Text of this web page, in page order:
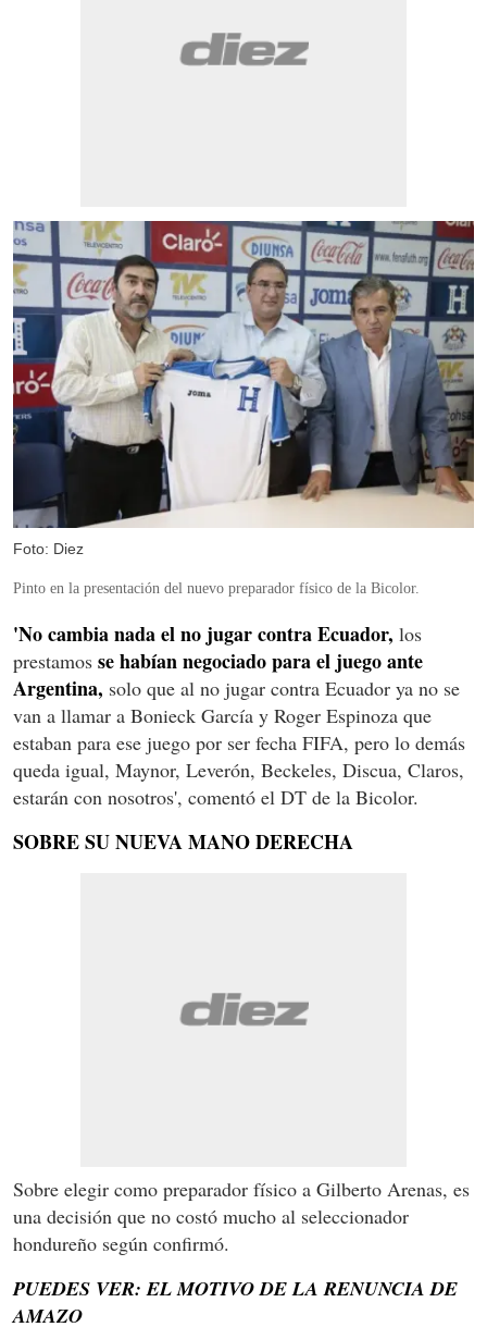
Foto: Diez
Pinto en la presentación del nuevo preparador físico de la Bicolor.
'No cambia nada el no jugar contra Ecuador, los
prestamos se habían negociado para el juego ante
Argentina, solo que al no jugar contra Ecuador ya no se
van a llamar a Bonieck García y Roger Espinoza que
estaban para ese juego por ser fecha FIFA, pero lo demás
queda igual, Maynor, Leverón, Beckeles, Discua, Claros,
estarán con nosotros', comentó el DT de la Bicolor.
SOBRE SU NUEVA MANO DERECHA
Sobre elegir como preparador físico a Gilberto Arenas, es
una decisión que no costó mucho al seleccionador
hondureño según confirmó.
PUEDES VER: EL MOTIVO DE LA RENUNCIA DE
AMAZO